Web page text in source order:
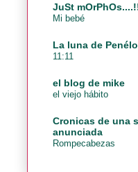
JuSt
Mi bebé
La luna de
11:11
el blog de mike
el viejo hábito
Cronicas de una
anunciada
Rompecabezas